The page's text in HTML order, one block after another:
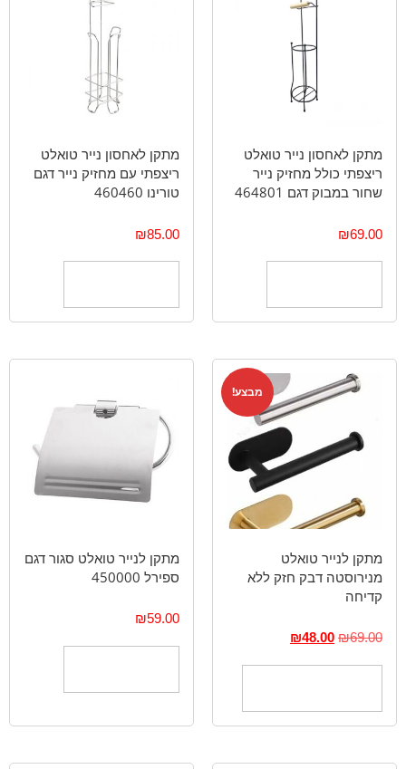
מתקן לאחסון נייר טואלט
ריצפתי כולל מחזיק נייר
שחור במבוק דגם 464801
₪69.00
מתקן לאחסון נייר טואלט
ריצפתי עם מחזיק נייר דגם
טורינו 460460
₪85.00
מבצע!
מתקן לנייר טואלט
מנירוסטה דבק חזק ללא
קדיחה
₪69.00
₪48.00
מתקן לנייר טואלט סגור דגם
ספירל 450000
₪59.00